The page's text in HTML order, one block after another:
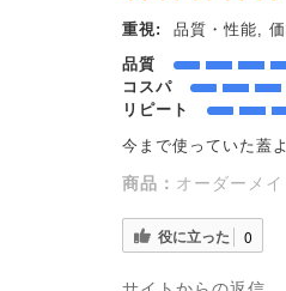
重視:
品質・性能,
品質
コスパ
リピート
今まで使っていた蓋
商品： オーダーメ
役に立った 0